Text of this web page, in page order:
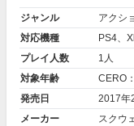
ジャンル
アクシ
対応機種
PS4、
プレイ人数
1人
対象年齢
CERO
発売日
2017年
メーカー
スクウ